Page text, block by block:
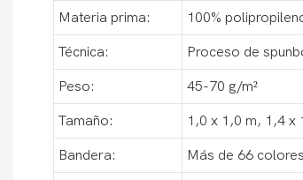
Materia prima: 100%
Técnica: Proceso de
Peso: 45-70 g/m²
Tamaño: 1,0 x 1,0 m, 1,4 x
Bandera: Más de 66